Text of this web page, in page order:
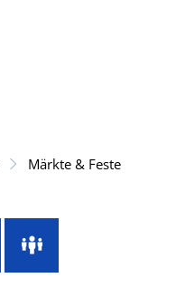
Märkte & Feste